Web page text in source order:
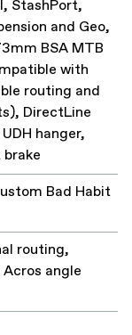
StashPort,
and Geo,
BSA MTB
with
routing and
DirectLine
hanger,
Bad Habit
routing,
angle